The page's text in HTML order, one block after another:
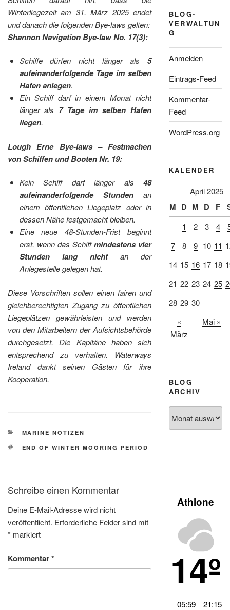
Winterliegezeit am 31. März 2025 endet
und danach die folgenden Bye-laws gelten:
Shannon Navigation Bye-law No. 17(3):
Schiffe dürfen nicht länger als5
aufeinanderfolgende Tage im selben
Hafen anlegen.
Ein Schiff darf in einem Monat nicht
länger als 7 Tage im selben Hafen
liegen.
Lough Erne Bye-laws – Festmachen
von Schiffen und Booten Nr. 19:
Kein Schiff darf länger als48
aufeinanderfolgende Stundenan
einem öffentlichen Liegeplatz oder in
dessen Nähe festgemacht bleiben.
Eine neue 48-Stunden-Frist beginnt
erst, wenn das Schiffmindestens vier
Stunden lang nichtan der
Anlegestelle gelegen hat.
Diese Vorschriften sollen einen fairen und
gleichberechtigten Zugang zu öffentlichen
Liegeplätzen gewährleisten und werden
von den Mitarbeitern der Aufsichtsbehörde
durchgesetzt. Die Kapitäne haben sich
entsprechend zu verhalten. Waterways
Ireland dankt seinen Gästen für ihre
Kooperation.
KATEGORIEN
MARINE NOTIZEN
SCHLAGWÖRTER
END OF WINTER MOORING PERIOD
Schreibe einen Kommentar
Deine E-Mail-Adresse wird nicht
veröffentlicht. Erforderliche Felder sind mit
* markiert
Kommentar*
BLOG-
VERWALTUN
G
Anmelden
Eintrags-Feed
Kommentar-
Feed
WordPress.org
KALENDER
April 2025
M D M D F
1 2 3 4
7
8 9 10 11
14 15 16 17 18
21 22 23 24 25
28 29 30
«
März
Mai »
BLOG
ARCHIV
Archiv
Athlone
14º
05:59
21:15